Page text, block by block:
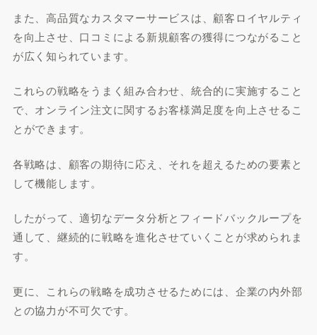
また、高品質なカスタマーサービスは、顧客ロイヤルティ
を向上させ、口コミによる新規顧客の獲得につながること
が広く知られています。
これらの戦略をうまく組み合わせ、統合的に実施すること
で、オンライン注文に関するお客様満足度を向上させるこ
とができます。
各戦略は、顧客の期待に応え、それを超えるための要素と
して機能します。
したがって、適切なデータ分析とフィードバックループを
通して、継続的に戦略を進化させていくことが求められま
す。
更に、これらの戦略を成功させるためには、企業の内外部
との協力が不可欠です。